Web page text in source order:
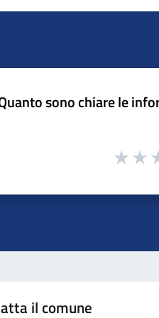
sono chiare le
il comune